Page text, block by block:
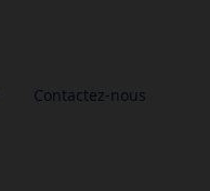
Contactez-nous